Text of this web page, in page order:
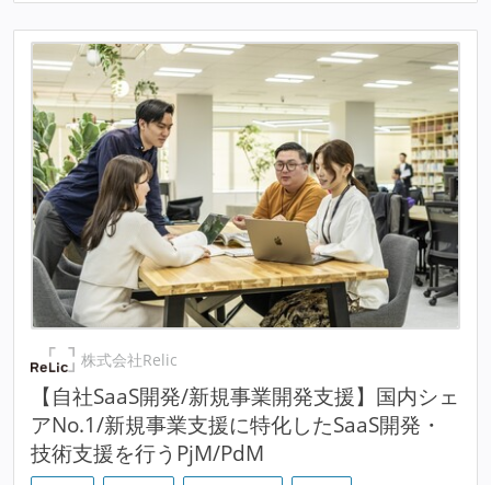
株式会社Relic
【自社SaaS開発/新規事業開発支援】国内シェ
アNo.1/新規事業支援に特化したSaaS開発・
技術支援を行うPjM/PdM